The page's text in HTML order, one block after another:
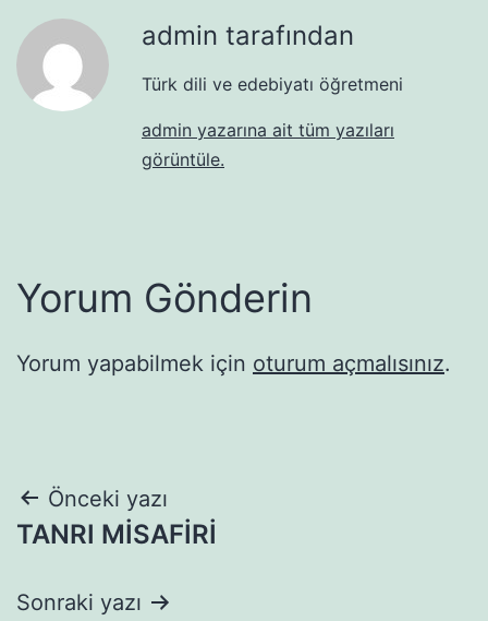
admin tarafından
Türk dili ve edebiyatı öğretmeni
admin yazarına ait tüm yazıları
görüntüle.
Yorum Gönderin
Yorum yapabilmek için oturum açmalısınız.
Yazı
gezinmesi
Önceki yazı
TANRI MİSAFİRİ
Sonraki yazı